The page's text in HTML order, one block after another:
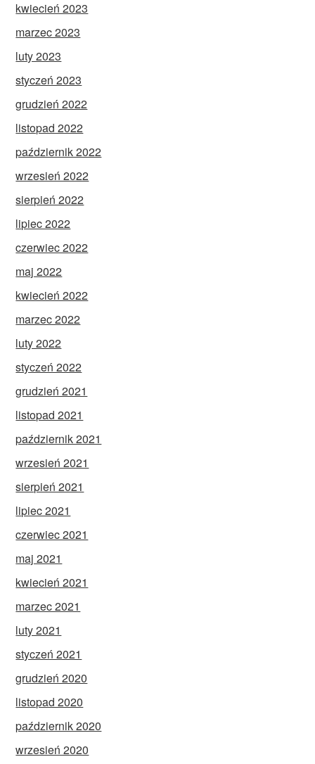
kwiecień 2023
marzec 2023
luty 2023
styczeń 2023
grudzień 2022
listopad 2022
październik 2022
wrzesień 2022
sierpień 2022
lipiec 2022
czerwiec 2022
maj 2022
kwiecień 2022
marzec 2022
luty 2022
styczeń 2022
grudzień 2021
listopad 2021
październik 2021
wrzesień 2021
sierpień 2021
lipiec 2021
czerwiec 2021
maj 2021
kwiecień 2021
marzec 2021
luty 2021
styczeń 2021
grudzień 2020
listopad 2020
październik 2020
wrzesień 2020